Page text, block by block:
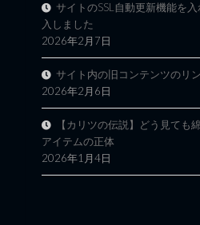
サイトのSSL自動更新機能を
入しました
2026年2月7日
サイト内の旧コンテンツのリ
2026年2月6日
【カリツの伝説】どう見ても
アイテムの正体
2026年1月4日